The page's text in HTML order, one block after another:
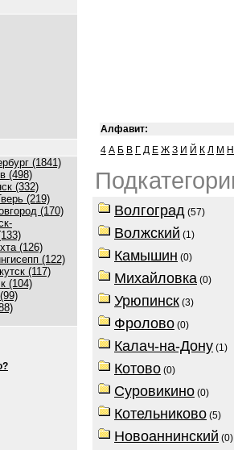
(1841)
(498)
(332)
(219)
(170)
(126)
(122)
(117)
(104)
Алфавит:
4 А Б В Г Д Е Ж З И Й К Л М Н
Волгоград (57)
Волжский (1)
Камышин (0)
Михайловка (0)
Урюпинск (3)
Фролово (0)
Калач-на-Дону (1)
Котово (0)
Суровикино (0)
Котельниково (5)
Новоаннинский (0)